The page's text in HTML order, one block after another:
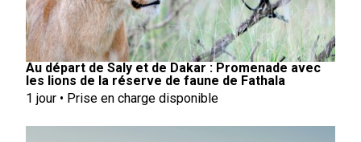
Au départ de Saly et de Dakar : Promenade avec
les lions de la réserve de faune de Fathala
1 jour • Prise en charge disponible